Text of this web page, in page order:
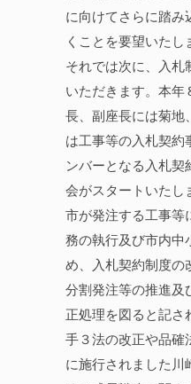
に向けてさらに踏み
くことを要望いたし
それでは次に、入札
いただきます。本年
長、副座長には菊地
は工事等の入札契約
ンバーとなる入札契
会がスタートいたし
市が発注する工事等
務の執行及び市内中
め、入札契約制度の
分割発注等の推進及
正処理を図ると記さ
手３法の改正や品確
に施行されました川